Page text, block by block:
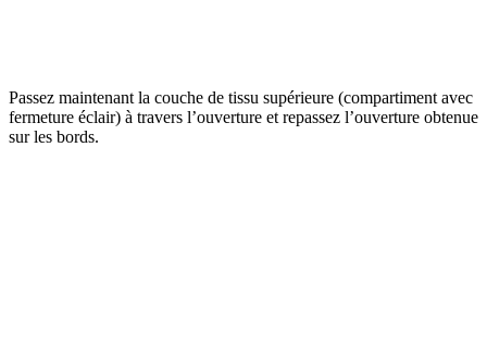
Passez maintenant la couche de tissu supérieure (compartiment avec
fermeture éclair) à travers l’ouverture et repassez l’ouverture obtenue
sur les bords.